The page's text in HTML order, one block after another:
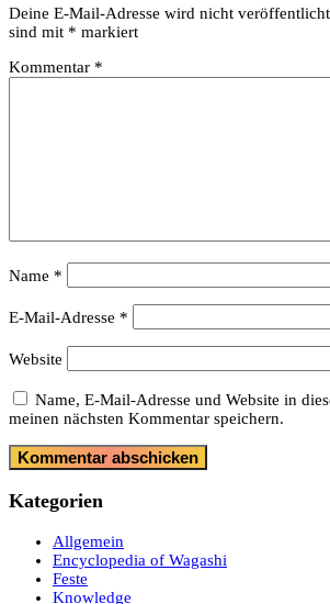
Deine E-Mail-Adresse wird nicht
sind mit * markiert
Kommentar *
Name *
E-Mail-Adresse *
Website
Name, E-Mail-Adresse und Website in
meinen nächsten Kommentar speichern.
Kategorien
Allgemein
Encyclopedia of Wagashi
Feste
Knowledge